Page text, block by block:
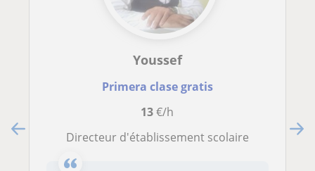
Youssef
Primera clase gratis
13€/h
Directeur d'établissement scolaire